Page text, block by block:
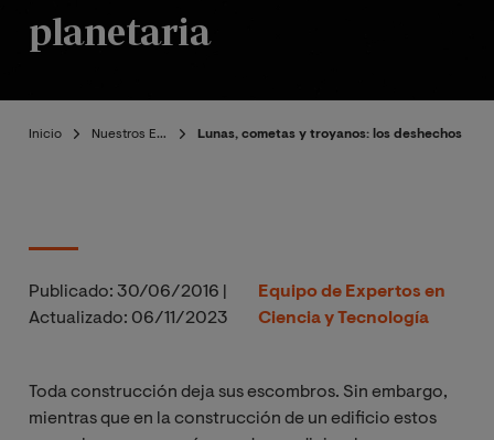
planetaria
Inicio Nuestros Expertos Lunas, cometas y troyanos: los deshechos de
Publicado: 30/06/2016
Actualizado: 06/11/2023
Equipo de Expertos en
Ciencia y Tecnología
Toda construcción deja sus escombros. Sin embargo,
mientras que en la construcción de un edificio estos